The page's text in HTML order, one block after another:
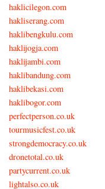
haklicilegon.com
hakliserang.com
haklibengkulu.com
haklijogja.com
haklijambi.com
haklibandung.com
haklibekasi.com
haklibogor.com
perfectperson.co.uk
tourmusicfest.co.uk
strongdemocracy.co.uk
dronetotal.co.uk
partycurrent.co.uk
lightalso.co.uk